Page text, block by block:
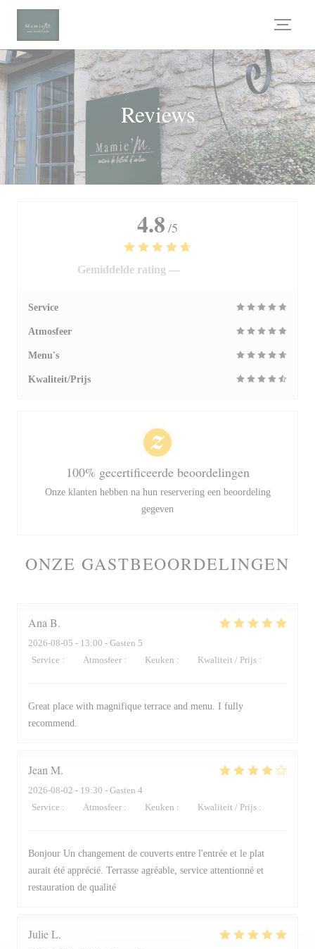
Cookies beheer paneel
Reviews
ONZE GASTBEOORDELINGEN
Ana B
2026-08-05 - 13:00 - Gasten 5
Service : Atmosfeer : Keuken : Kwaliteit / Prijs :
Great place with magnifique terrace and menu. I fully
recommend.
Jean M
2026-08-02 - 19:30 - Gasten 4
Service : Atmosfeer : Keuken : Kwaliteit / Prijs :
Bonjour Un changement de couverts entre l'entrée et le plat
aurait été apprécié. Terrasse agréable, service attentionné et
restauration de qualité
JulieL
4.8 /5
Gemiddelde rating —
Service
Atmosfeer
Menu's
Kwaliteit/Prijs
100% gecertificeerde beoordelingen
Onze klanten hebben na hun reservering een beoordeling
gegeven